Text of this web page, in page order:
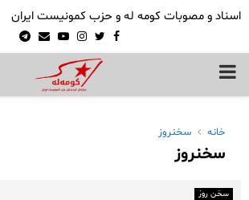
اسناد و مصوبات کومه له و حزب کمونیست ایران
Facebook
Twitter
Instagram
Youtube
Email
PRIMARY
خانه سخنروز
سخنروز
سخن روز